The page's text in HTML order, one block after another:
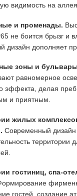
видимость на
и променады.
не боится брызг и
дизайн дополняет
зоны и
равномерное
эффекта, делая
и приятным.
жилых
Современный
территории
гостиниц, спа-
гостей, создание